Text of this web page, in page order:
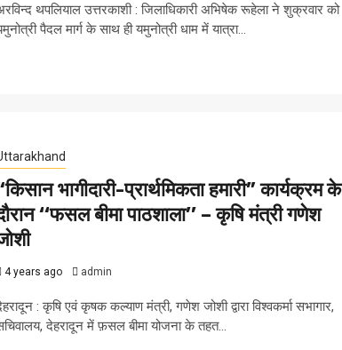
थपलियाल उत्तरकाशी : जिलाधिकारी अभिषेक रूहेला ने शुक्रवार को
पैदल मार्ग के साथ ही यमुनोत्री धाम में यात्रा...
भागीदारी-प्रार्थमिकता हमारी” कार्यक्रम के
‘‘फसल बीमा पाठशाला’’ – कृषि मंत्री गणेश
4 years ago admin
: कृषि एवं कृषक कल्याण मंत्री, गणेश जोशी द्वारा विश्वकर्मा सभागार,
देहरादून में फ़सल बीमा योजना के तहत...